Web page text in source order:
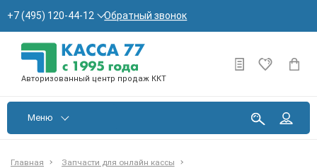
+7 (495) 120-44-12 Обратный звонок
Авторизованный центр продаж ККТ
Меню
Главная
Запчасти для онлайн кассы